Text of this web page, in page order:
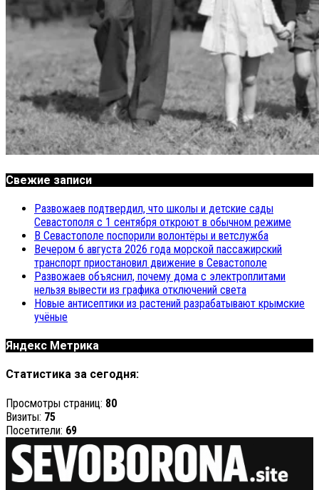
Свежие записи
Развожаев подтвердил, что школы и детские сады
Севастополя с 1 сентября откроют в обычном режиме
В Севастополе поспорили волонтёры и ветслужба
Вечером 6 августа 2026 года морской пассажирский
транспорт приостановил движение в Севастополе
Развожаев объяснил, почему дома с электроплитами
нельзя вывести из графика отключений света
Новые антисептики из растений разрабатывают крымские
учёные
Яндекс Метрика
Статистика за сегодня:
Просмотры страниц: 80
Визиты: 75
Посетители: 69